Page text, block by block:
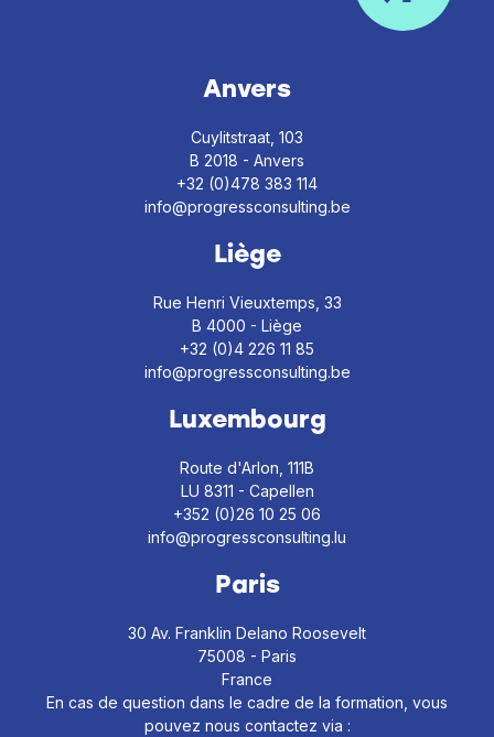
Anvers
Cuylitstraat, 103
B 2018 - Anvers
+32 (0)478 383 114
info@progressconsulting.be
Liège
Rue Henri Vieuxtemps, 33
B 4000 - Liège
+32 (0)4 226 11 85
info@progressconsulting.be
Luxembourg
Route d'Arlon, 111B
LU 8311 - Capellen
+352 (0)26 10 25 06
info@progressconsulting.lu
Paris
30 Av. Franklin Delano Roosevelt
75008 - Paris
France
En cas de question dans le cadre de la formation, vous
pouvez nous contactez via :